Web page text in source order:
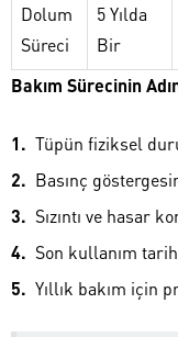
Dolum
Süreci
5 Yılda
Bir
Bakım Sürecinin
Tüpün fiziksel
Basınç
Sızıntı ve hasar
Son kullanım
Yıllık bakım için